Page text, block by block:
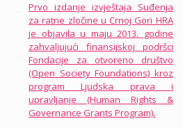
Prvo izdanje izvještaja Suđenja
za ratne zločine u Crnoj Gori HRA
je objavila u maju 2013. godine
zahvaljujući finansijskoj podršci
Fondacije za otvoreno društvo
(Open Society Foundations) kroz
program Ljudska prava i
upravljanje (Human Rights &
Governance Grants Program).